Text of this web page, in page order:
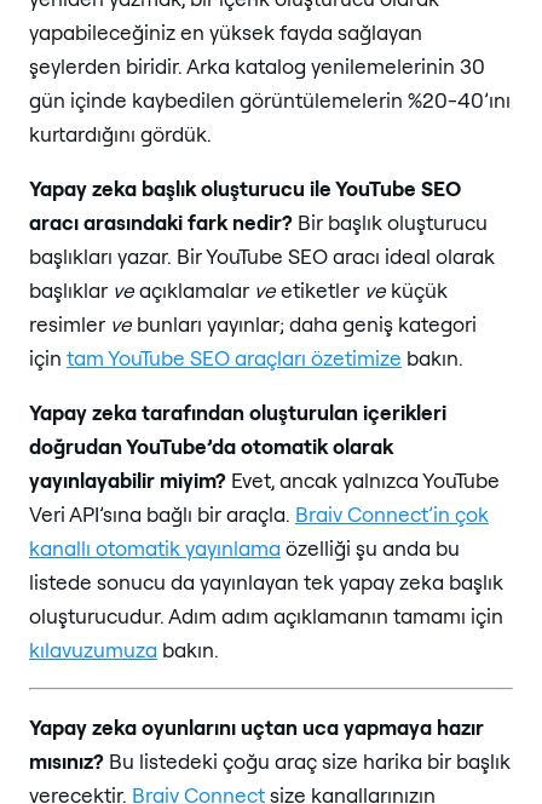
yapabileceğiniz en yüksek fayda sağlayan
şeylerden biridir. Arka katalog yenilemelerinin 30
gün içinde kaybedilen görüntülemelerin %20-40’ını
kurtardığını gördük.
Yapay zeka başlık oluşturucu ile YouTube SEO
aracı arasındaki fark nedir? Bir başlık oluşturucu
başlıkları yazar. Bir YouTube SEO aracı ideal olarak
başlıklar veaçıklamalar veetiketler ve küçük
resimler ve bunları yayınlar; daha geniş kategori
için tam YouTube SEO araçları özetimize bakın.
Yapay zeka tarafından oluşturulan içerikleri
doğrudan YouTube’da otomatik olarak
yayınlayabilir miyim? Evet, ancak yalnızca YouTube
Veri API’sına bağlı bir araçla. Braiv Connect’in çok
kanallı otomatik yayınlama özelliği şu anda bu
listede sonucu da yayınlayan tek yapay zeka başlık
oluşturucudur. Adım adım açıklamanın tamamı için
kılavuzumuza bakın.
Yapay zeka oyunlarını uçtan uca yapmaya hazır
mısınız? Bu listedeki çoğu araç size harika bir başlık
verecektir. Braiv Connectsize kanallarınızın